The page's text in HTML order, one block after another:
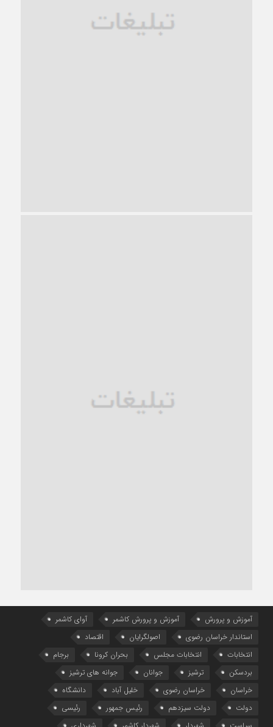
آموزش و پرورش آموزش و پرورش کاشمر
آوای کاشمر
استاندار خراسان رضوی
اصولگرایان
اقتصاد
انتخابات
انتخابات مجلس بحران کرونا
برجام
بردسکن
ترشیز جوانان
جوانه های ترشیز
خراسان
خراسان رضوی خلیل آباد
دانشگاه
دولت
دولت سیزدهم رئیس جمهور
رئیسی